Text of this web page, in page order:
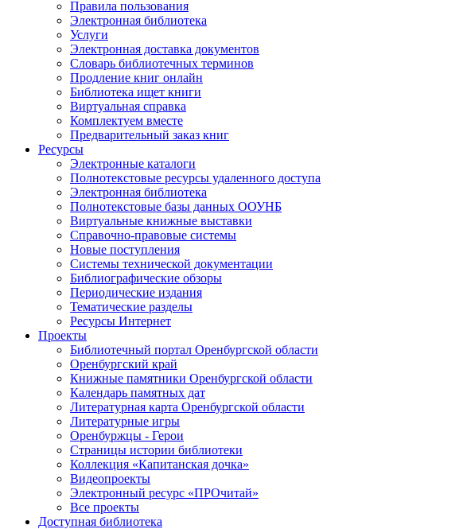
Правила пользования
Электронная библиотека
Услуги
Электронная доставка документов
Словарь библиотечных терминов
Продление книг онлайн
Библиотека ищет книги
Виртуальная справка
Комплектуем вместе
Предварительный заказ книг
Ресурсы
Электронные каталоги
Полнотекстовые ресурсы удаленного доступа
Электронная библиотека
Полнотекстовые базы данных ООУНБ
Виртуальные книжные выставки
Справочно-правовые системы
Новые поступления
Cистемы технической документации
Библиографические обзоры
Периодические издания
Тематические разделы
Ресурсы Интернет
Проекты
Библиотечный портал Оренбургской области
Оренбургский край
Книжные памятники Оренбургской области
Календарь памятных дат
Литературная карта Оренбургской области
Литературные игры
Оренбуржцы - Герои
Страницы истории библиотеки
Коллекция «Капитанская дочка»
Видеопроекты
Электронный ресурс «ПРОчитай»
Все проекты
Доступная библиотека